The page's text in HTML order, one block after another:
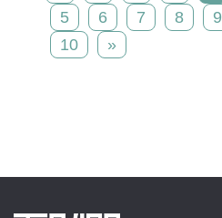
5
6 7 8
9
10
»